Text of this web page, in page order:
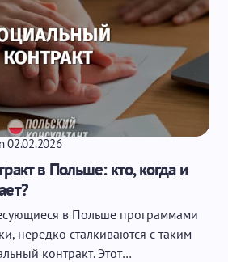
02.02.2026
в Польше: кто, когда и
в Польше программами
нередко сталкиваются с таким
контракт. Этот…